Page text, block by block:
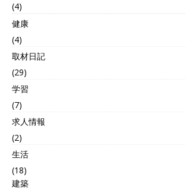
(4)
健康
(4)
取材日記
(29)
学習
(7)
求人情報
(2)
生活
(18)
建築